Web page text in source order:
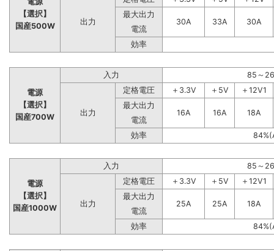
【選択】
国産500W
出力
最大出力
30A
33A
30A
電流
効率
電源
【選択】
国産700W
入力 85～
出力
定格電圧 ＋3.3V ＋5V
＋12V1
最大出力
16A
16A
18A
電流
効率
電源
【選択】
国産1000W
入力 85～
出力
定格電圧 ＋3.3V ＋5V
＋12V1
最大出力
25A
25A
18A
電流
効率